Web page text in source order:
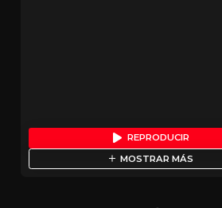
REPRODUCIR
MOSTRAR MÁS